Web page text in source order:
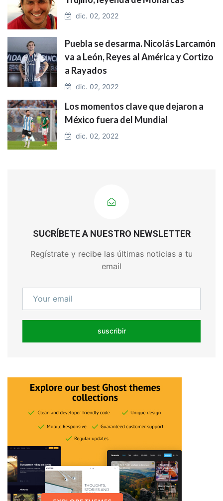
dic. 02, 2022
Puebla se desarma. Nicolás Larcamón
va a León, Reyes al América y Cortizo
a Rayados
dic. 02, 2022
Los momentos clave que dejaron a
México fuera del Mundial
dic. 02, 2022
SUCRÍBETE A NUESTRO NEWSLETTER
Regístrate y recibe las últimas noticias a tu
email
suscribir